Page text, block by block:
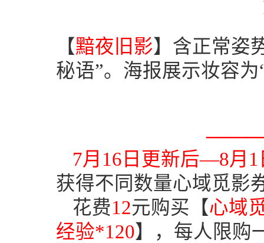
【黯夜旧影】含正常姿
秘语”。海报展示妆容
———
7月 16 日更新后—8月 1
获得不同数量心域觅影
花费12元购买【心域
经验*120】
，每人限购